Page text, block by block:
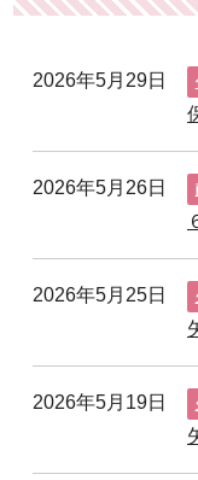
2026年5月29日
2026年5月26日
2026年5月25日
2026年5月19日